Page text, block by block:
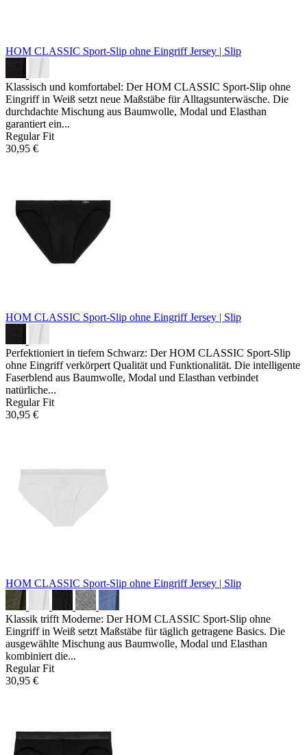
HOM CLASSIC Sport-Slip ohne EingriffJersey | Slip
Klassisch und komfortabel: Der HOM CLASSIC Sport-Slip ohne
Eingriff in Weiß setzt neue Maßstäbe für Alltagsunterwäsche. Die
durchdachte Mischung aus Baumwolle, Modal und Elasthan
garantiert ein...
Regular Fit
30,95 €
HOM CLASSIC Sport-Slip ohne EingriffJersey | Slip
Perfektioniert in tiefem Schwarz: Der HOM CLASSIC Sport-Slip
ohne Eingriff verkörpert Qualität und Funktionalität. Die intelligente
Faserblend aus Baumwolle, Modal und Elasthan verbindet
natürliche...
Regular Fit
30,95 €
HOM CLASSIC Sport-Slip ohne EingriffJersey | Slip
Klassik trifft Moderne: Der HOM CLASSIC Sport-Slip ohne
Eingriff in Weiß setzt Maßstäbe für täglich getragene Basics. Die
ausgewählte Mischung aus Baumwolle, Modal und Elasthan
kombiniert die...
Regular Fit
30,95 €